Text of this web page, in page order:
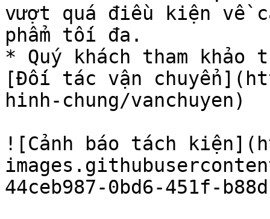
vượt quá điều kiện về
phẩm tối đa.
* Quý khách tham khảo
[Đối tác vận
hinh-chung/vanchuyen)
![Cảnh báo tách
44ceb987-0bd6-451f-